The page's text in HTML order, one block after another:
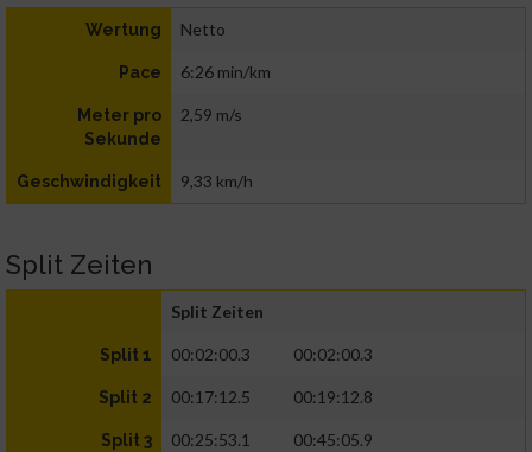
Wertung Netto
Pace 6:26 min/km
Meter pro
Sekunde
2,59 m/s
Geschwindigkeit 9,33 km/h
Split Zeiten
Split Zeiten
Split 1 00:02:00.3 00:02:00.3
Split 2 00:17:12.5 00:19:12.8
Split 3 00:25:53.1 00:45:05.9